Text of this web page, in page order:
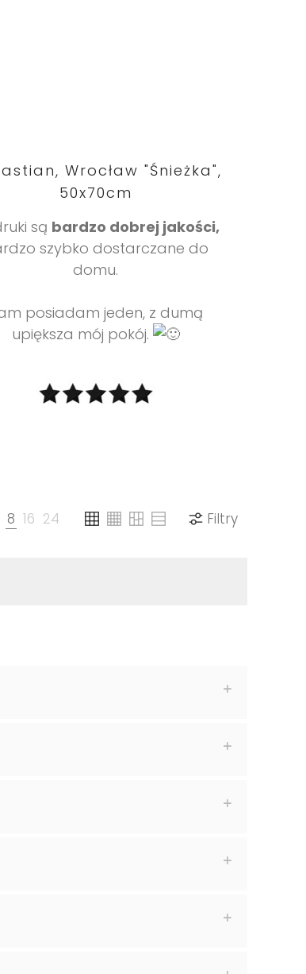
Wrocław "Śnieżka",
50x70cm
są bardzo dobrej jakości,
szybko dostarczane do
domu.
posiadam jeden, z dumą
upiększa mój pokój.
8 16 24 Filtry